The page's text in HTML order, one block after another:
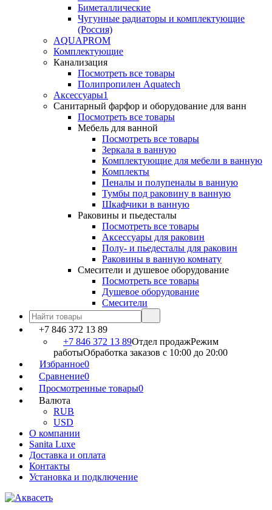
Биметаллические
Чугунные радиаторы и комплектующие
(Россия)
AQUAPROM
Комплектующие
Канализация
Посмотреть все товары
Полипропилен Aquatech
Аксессуары1
Санитарный фарфор и оборудование для ванн
Посмотреть все товары
Мебель для ванной
Посмотреть все товары
Зеркала в ванную
Комплектующие для мебели в ванную
Комплекты
Пеналы и полупеналы в ванную
Тумбы под раковину в ванную
Шкафчики в ванную
Раковины и пьедесталы
Посмотреть все товары
Аксессуары для раковин
Полу- и пьедесталы для раковин
Раковины в ванную комнату
Смесители и душевое оборудование
Посмотреть все товары
Душевое оборудование
Смесители
+7 846 372 13 89
+7 846 372 13 89Отдел продажРежим
работыОбработка заказов с 10:00 до 20:00
Избранное0
Сравнение0
Просмотренные товары0
Валюта
RUB
USD
О компании
Sanita Luxe
Доставка и оплата
Контакты
Установка и подключение